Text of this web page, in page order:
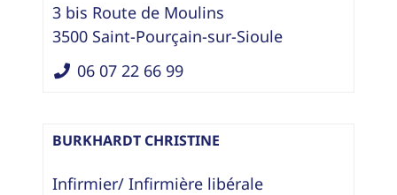
3 bis Route de Moulins
3500 Saint-Pourçain-sur-Sioule
06 07 22 66 99
BURKHARDT CHRISTINE
Infirmier/ Infirmière libérale